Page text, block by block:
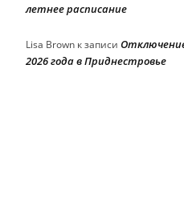
летнее расписание
Lisa Brown к записи
2026 года в Приднестровье